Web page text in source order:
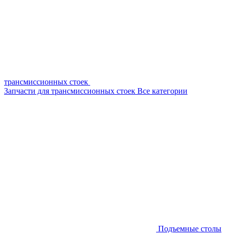
трансмиссионных стоек
Запчасти для трансмиссионных стоек Все категории
Подъемные столы